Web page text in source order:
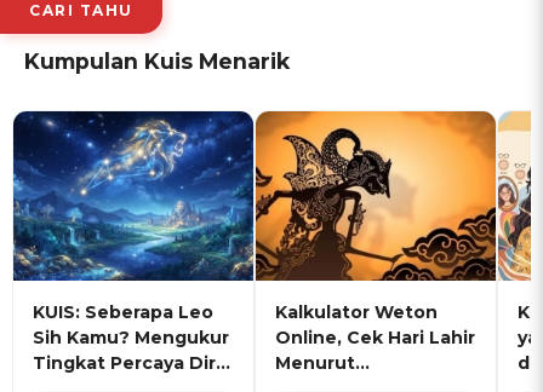
CARI TAHU
Kumpulan Kuis Menarik
KUIS: Seberapa Leo
Sih Kamu? Mengukur
Tingkat Percaya Diri
Kalkulator Weton
Online, Cek Hari Lahir
Menurut